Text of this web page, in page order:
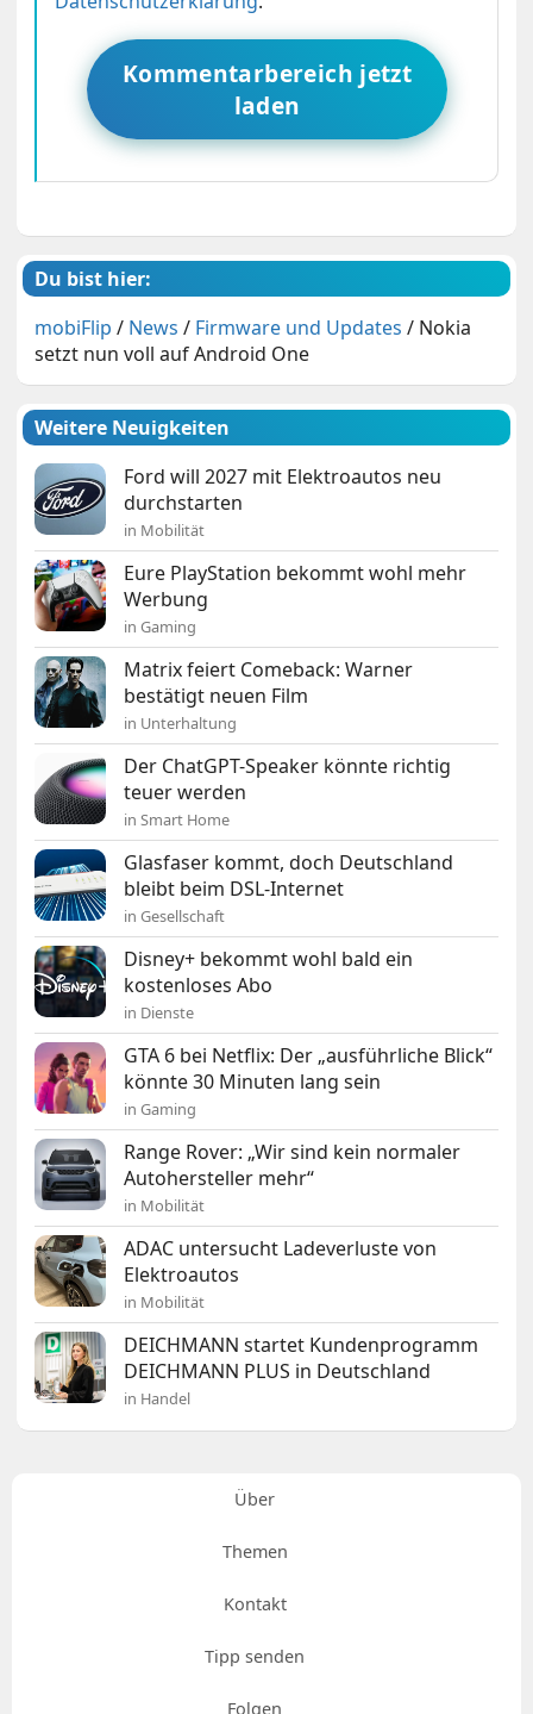
Kommentarbereich jetzt
laden
Du bist hier:
mobiFlip / News / Firmware und Updates / Nokia
setzt nun voll auf Android One
Weitere Neuigkeiten
Ford will 2027 mit Elektroautos neu
durchstarten
in Mobilität
Eure PlayStation bekommt wohl mehr
Werbung
in Gaming
Matrix feiert Comeback: Warner
bestätigt neuen Film
in Unterhaltung
Der ChatGPT-Speaker könnte richtig
teuer werden
in Smart Home
Glasfaser kommt, doch Deutschland
bleibt beim DSL-Internet
in Gesellschaft
Disney+ bekommt wohl bald ein
kostenloses Abo
in Dienste
GTA 6 bei Netflix: Der „ausführliche Blick“
könnte 30 Minuten lang sein
in Gaming
Range Rover: „Wir sind kein normaler
Autohersteller mehr“
in Mobilität
ADAC untersucht Ladeverluste von
Elektroautos
in Mobilität
DEICHMANN startet Kundenprogramm
DEICHMANN PLUS in Deutschland
in Handel
Über
Themen
Kontakt
Tipp senden
Folgen